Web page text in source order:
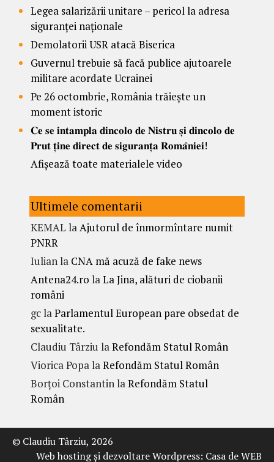
Legea salarizării unitare – pericol la adresa
siguranței naționale
Demolatorii USR atacă Biserica
Guvernul trebuie să facă publice ajutoarele
militare acordate Ucrainei
Pe 26 octombrie, România trăiește un
moment istoric
𝐂𝐞 𝐬𝐞 𝐢𝐧𝐭𝐚𝐦𝐩𝐥𝐚 𝐝𝐢𝐧𝐜𝐨𝐥𝐨 𝐝𝐞 𝐍𝐢𝐬𝐭𝐫𝐮 𝐬̦𝐢 𝐝𝐢𝐧𝐜𝐨𝐥𝐨 𝐝𝐞
𝐏𝐫𝐮𝐭 𝐭̦𝐢𝐧𝐞 𝐝𝐢𝐫𝐞𝐜𝐭 𝐝𝐞 𝐬𝐢𝐠𝐮𝐫𝐚𝐧𝐭̦𝐚 𝐑𝐨𝐦𝐚̂𝐧𝐢𝐞𝐢!
Afișează toate materialele video
Ultimele comentarii
KEMAL laAjutorul de înmormîntare numit
PNRR
Iulianla CNA mă acuză de fake news
Antena24.ro laLa Jina, alături de ciobanii
români
gclaParlamentul European pare obsedat de
sexualitate.
Claudiu Târziu laRefondăm Statul Român
Viorica PopalaRefondăm Statul Român
Borțoi ConstantinlaRefondăm Statul
Român
© Claudiu Târziu, 2026
Web hosting şi dezvoltare Wordpress: Casa de WEB